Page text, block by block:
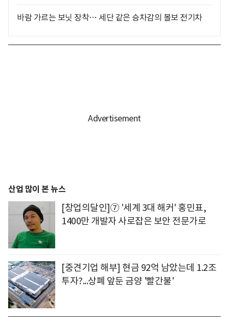
바람 가르는 보닛 장착… 세단 같은 승차감의 볼보 전기차
산업 많이 본 뉴스
[창업의달인]⑦ '세계 3대 해커' 홍민표,
1400만 개발자 사로잡은 보안 전문가로
[중견기업 해부] 현금 92억 남았는데 1.2조
투자?...상폐 앞둔 금양 '빨간불'